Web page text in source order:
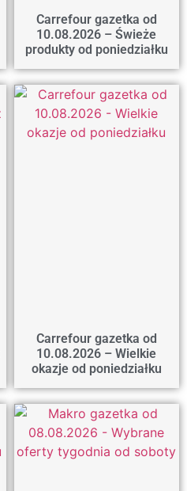
Carrefour gazetka od
10.08.2026 – Świeże
produkty od poniedziałku
Carrefour gazetka od
10.08.2026 – Wielkie
okazje od poniedziałku